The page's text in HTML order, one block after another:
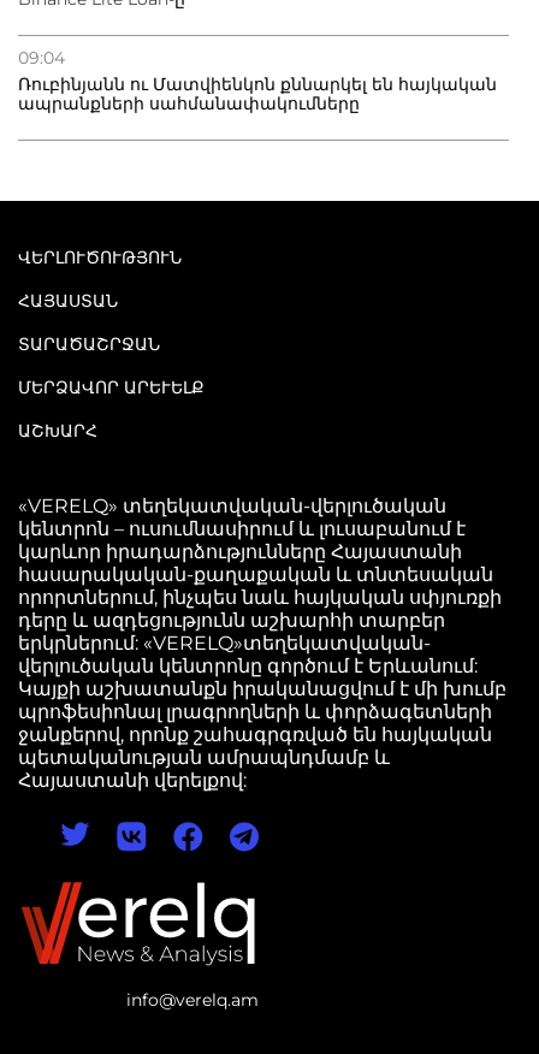
09:04
Ռուբինյանն ու Մատվիենկոն քննարկել են հայկական
ապրանքների սահմանափակումները
info@verelq.am
ՎԵՐԼՈՒԾՈՒԹՅՈՒՆ
ՀԱՅԱՍՏԱՆ
ՏԱՐԱԾԱՇՐՋԱՆ
ՄԵՐՁԱՎՈՐ ԱՐԵՒԵԼՔ
ԱՇԽԱՐՀ
«VERELQ» տեղեկատվական-վերլուծական
կենտրոն – ուսումնասիրում և լուսաբանում է
կարևոր իրադարձությունները Հայաստանի
հասարակական-քաղաքական և տնտեսական
որորտներում, ինչպես նաև հայկական սփյուռքի
դերը և ազդեցությունն աշխարհի տարբեր
երկրներում: «VERELQ»տեղեկատվական-
վերլուծական կենտրոնը գործում է Երևանում:
Կայքի աշխատանքն իրականացվում է մի խումբ
պրոֆեսիոնալ լրագրողների և փորձագետների
ջանքերով, որոնք շահագրգռված են հայկական
պետականության ամրապնդմամբ և
Հայաստանի վերելքով: